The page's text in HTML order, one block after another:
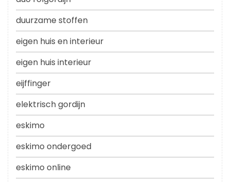
duurzame stoffen
eigen huis en interieur
eigen huis interieur
eijffinger
elektrisch gordijn
eskimo
eskimo ondergoed
eskimo online